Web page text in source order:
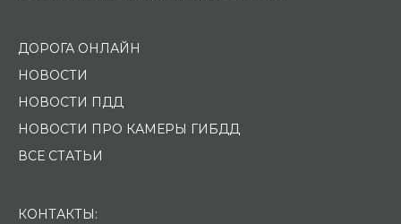
ДОРОГА ОНЛАЙН
НОВОСТИ
НОВОСТИ ПДД
НОВОСТИ ПРО КАМЕРЫ ГИБДД
ВСЕ СТАТЬИ
КОНТАКТЫ: